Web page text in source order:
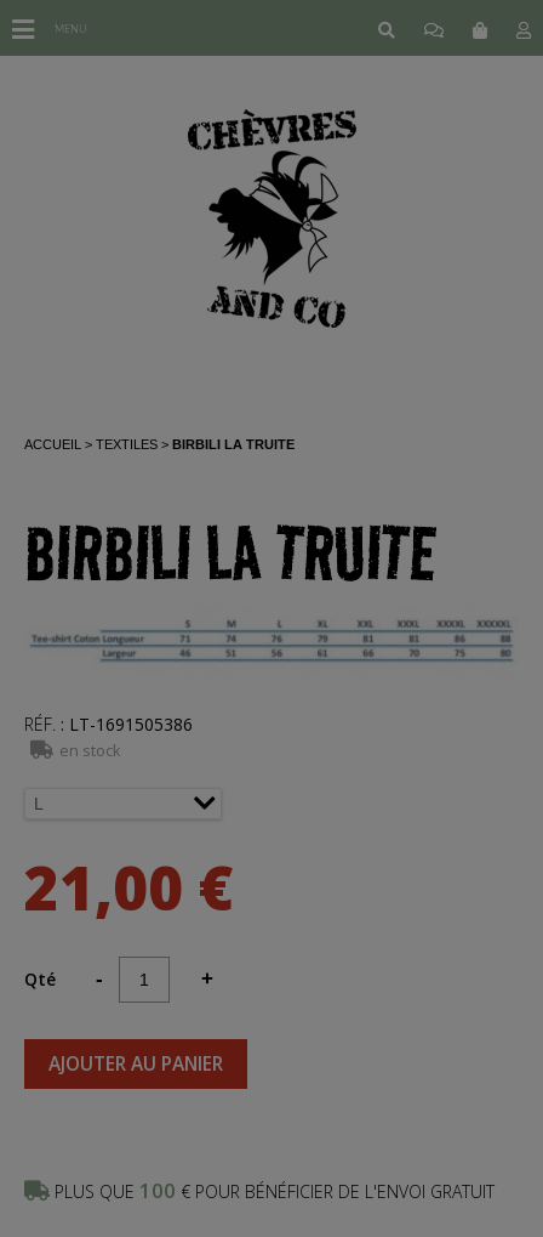
ACCUEIL TEXTILES BIRBILI LA TRUITE
BIRBILI LA TRUITE
RÉF. : LT-1691505386
en stock
21,00 €
Qté - +
AJOUTER AU PANIER
PLUS QUE 100 € POUR BÉNÉFICIER DE L'ENVOI GRATUIT
MENU